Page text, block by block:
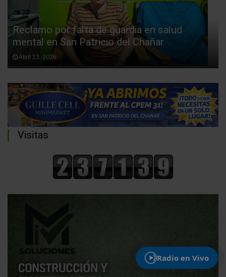
Radio en Vivo
Reclamo por falta de guardia en salud
mental en San Patricio del Chañar
Abril 13, 2026
Visitas